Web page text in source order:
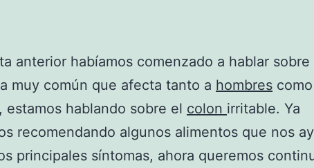
anterior habíamos comenzado a hablar sobre
muy común que afecta tanto a hombres
, estamos hablando sobre el colon irritable. Ya
recomendando algunos alimentos que nos
principales síntomas, ahora queremos